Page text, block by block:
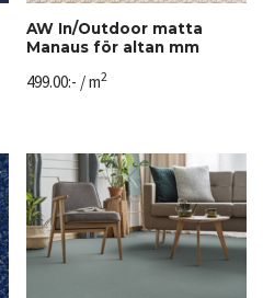
AW In/Outdoor matta
Manaus för altan mm
499.00:- / m2